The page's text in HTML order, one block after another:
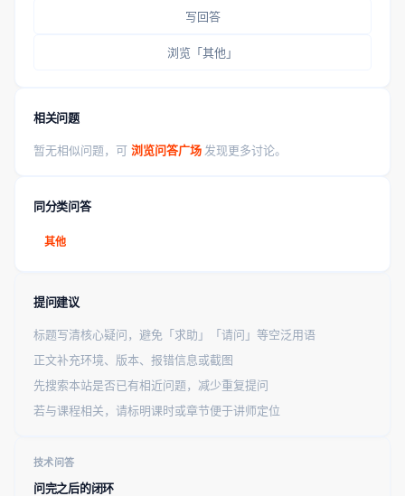
写回答
浏览「其他」
相关问题
暂无相似问题，可 浏览问答广场 发现更多讨论。
同分类问答
其他
提问建议
标题写清核心疑问，避免「求助」「请问」等空泛用语
正文补充环境、版本、报错信息或截图
先搜索本站是否已有相近问题，减少重复提问
若与课程相关，请标明课时或章节便于讲师定位
技术问答
问完之后的闭环